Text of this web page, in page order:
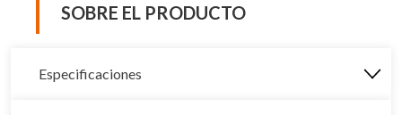
SOBRE EL PRODUCTO
Especificaciones